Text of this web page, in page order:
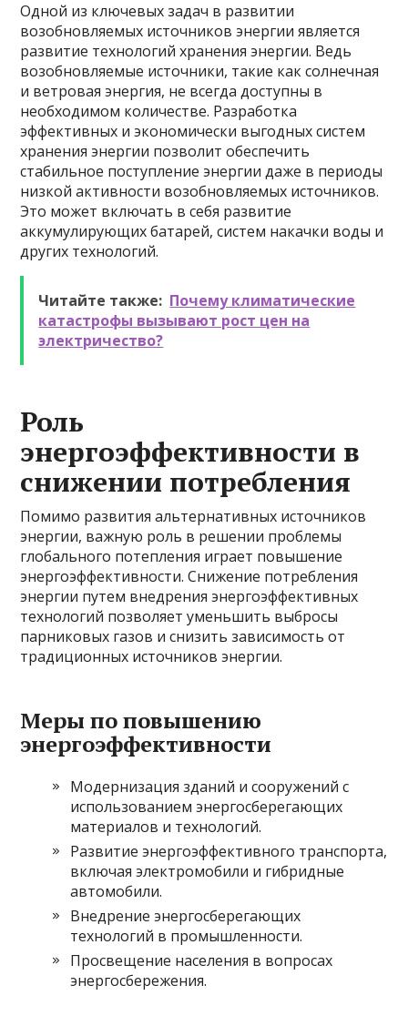
Одной из ключевых задач в развитии
возобновляемых источников энергии является
развитие технологий хранения энергии. Ведь
возобновляемые источники, такие как солнечная
и ветровая энергия, не всегда доступны в
необходимом количестве. Разработка
эффективных и экономически выгодных систем
хранения энергии позволит обеспечить
стабильное поступление энергии даже в периоды
низкой активности возобновляемых источников.
Это может включать в себя развитие
аккумулирующих батарей, систем накачки воды и
других технологий.
Читайте также: Почему климатические
катастрофы вызывают рост цен на
электричество?
Роль
энергоэффективности в
снижении потребления
Помимо развития альтернативных источников
энергии, важную роль в решении проблемы
глобального потепления играет повышение
энергоэффективности. Снижение потребления
энергии путем внедрения энергоэффективных
технологий позволяет уменьшить выбросы
парниковых газов и снизить зависимость от
традиционных источников энергии.
Меры по повышению
энергоэффективности
Модернизация зданий и сооружений с
использованием энергосберегающих
материалов и технологий.
Развитие энергоэффективного транспорта,
включая электромобили и гибридные
автомобили.
Внедрение энергосберегающих
технологий в промышленности.
Просвещение населения в вопросах
энергосбережения.